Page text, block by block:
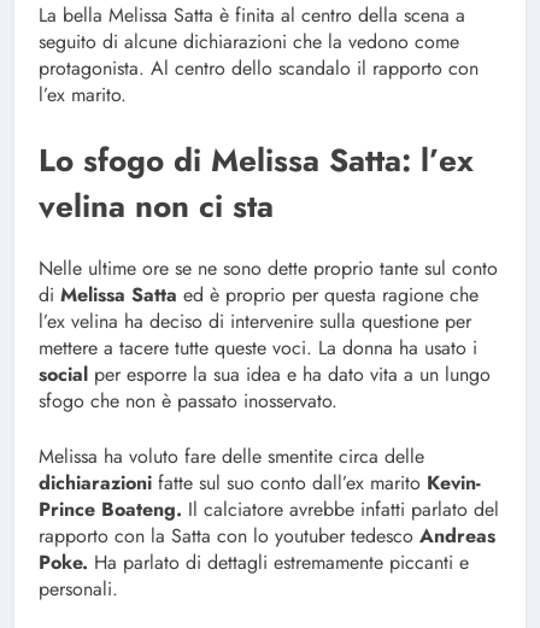
La bella Melissa Satta è finita al centro della scena a
seguito di alcune dichiarazioni che la vedono come
protagonista. Al centro dello scandalo il rapporto con
l’ex marito.
Lo sfogo di Melissa Satta: l’ex
velina non ci sta
Nelle ultime ore se ne sono dette proprio tante sul conto
di Melissa Satta ed è proprio per questa ragione che
l’ex velina ha deciso di intervenire sulla questione per
mettere a tacere tutte queste voci. La donna ha usato i
social per esporre la sua idea e ha dato vita a un lungo
sfogo che non è passato inosservato.
Melissa ha voluto fare delle smentite circa delle
dichiarazioni fatte sul suo conto dall’ex marito Kevin-
Prince Boateng. Il calciatore avrebbe infatti parlato del
rapporto con la Satta con lo youtuber tedesco Andreas
Poke. Ha parlato di dettagli estremamente piccanti e
personali.